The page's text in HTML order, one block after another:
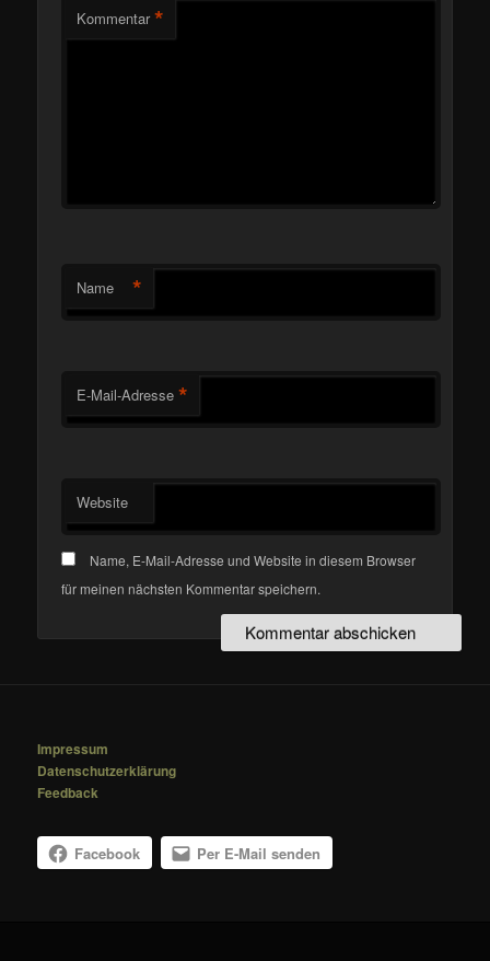
Kommentar *
Name *
E-Mail-Adresse *
Website
Name, E-Mail-Adresse und Website in diesem Browser
für meinen nächsten Kommentar speichern.
Impressum
Datenschutzerklärung
Feedback
Facebook Per E-Mail senden